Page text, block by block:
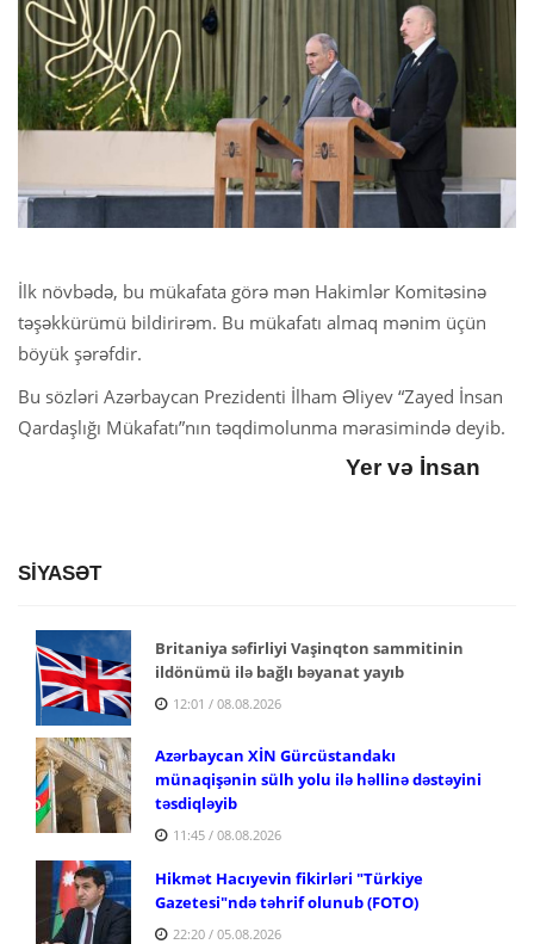
İlk növbədə, bu mükafata görə mən Hakimlər Komitəsinə
təşəkkürümü bildirirəm. Bu mükafatı almaq mənim üçün
böyük şərəfdir.
Bu sözləri Azərbaycan Prezidenti İlham Əliyev “Zayed İnsan
Qardaşlığı Mükafatı”nın təqdimolunma mərasimində deyib.
Yer və İnsan
SİYASƏT
Britaniya səfirliyi Vaşinqton sammitinin
ildönümü ilə bağlı bəyanat yayıb
12:01 / 08.08.2026
Azərbaycan XİN Gürcüstandakı
münaqişənin sülh yolu ilə həllinə dəstəyini
təsdiqləyib
11:45 / 08.08.2026
Hikmət Hacıyevin fikirləri "Türkiye
Gazetesi"ndə təhrif olunub (FOTO)
22:20 / 05.08.2026